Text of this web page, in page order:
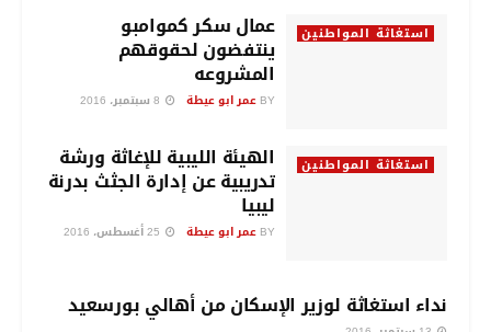
استغاثة المواطنين عمال سكر كموامبو
ينتفضون لحقوقهم
المشروعه
BY عمر ابو عيطة
استغاثة المواطنين الهيئة الليبية للإغاثة ورشة
تدريبية عن إدارة الجثث بدرنة
ليبيا
BY عمر ابو عيطة
استغاثة المواطنين
نداء استغاثة لوزير الإسكان من أهالي بورسعيد